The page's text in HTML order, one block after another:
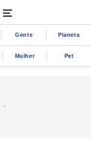
Gente Planeta
Mulher Pet